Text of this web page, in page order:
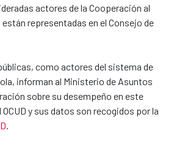
actores de la Cooperación al
representadas en el Consejo de
como actores del sistema de
informan al Ministerio de Asuntos
sobre su desempeño en este
y sus datos son recogidos por la
.